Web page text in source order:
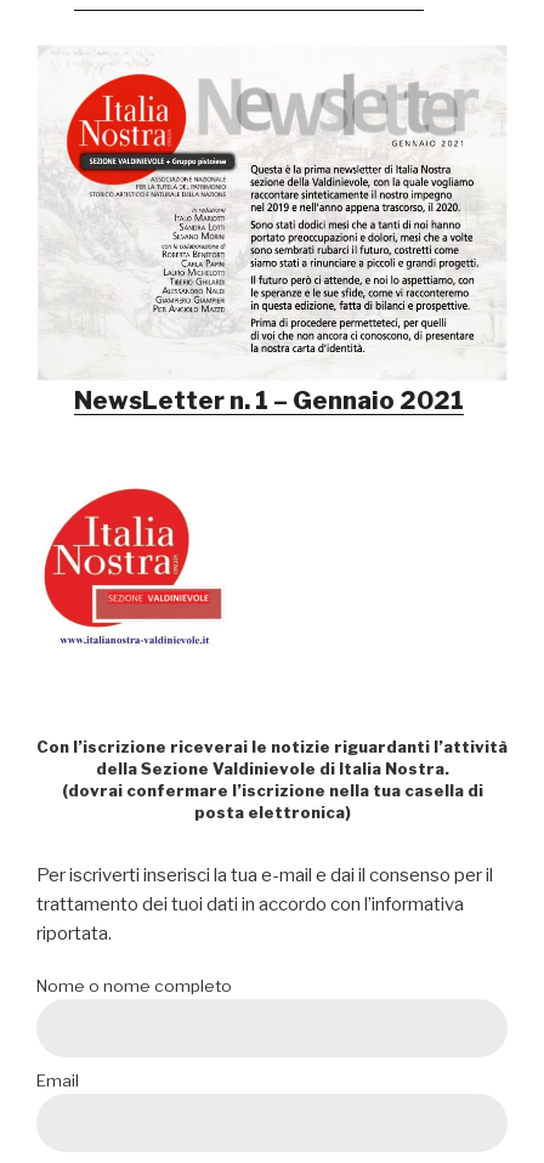
NewsLetter n. 1 – Gennaio 2021
Con l’iscrizione riceverai le notizie riguardanti l’attività
della Sezione Valdinievole di Italia Nostra.
(dovrai confermare l’iscrizione nella tua casella di
posta elettronica)
Per iscriverti inserisci la tua e-mail e dai il consenso per il
trattamento dei tuoi dati in accordo con l’informativa
riportata.
Nome o nome completo
Email